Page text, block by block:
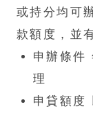
或持分均可
款額度，並
申辦條件
理
申貸額度